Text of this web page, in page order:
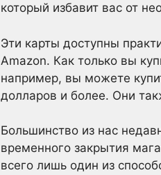
который избавит вас от
Эти карты доступны
Amazon. Как только вы
например, вы можете
долларов и более. Они
Большинство из нас
временного закрытия
всего лишь один из